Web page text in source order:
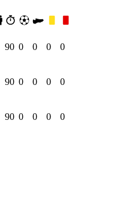
90 0 0 0 0
90 0 0 0 0
90 0 0 0 0